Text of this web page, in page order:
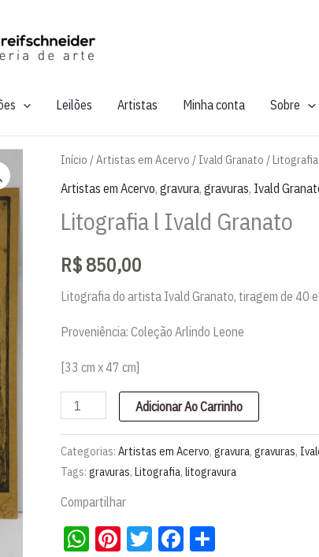
Leilões Artistas Minha conta Sobre
Início /Artistas em Acervo / Ivald Granato /
Artistas em Acervo, gravura, gravuras, Ivald
Litografia l Ivald Granato
R$850,00
Litografia do artista Ivald Granato, tiragem de 40
Proveniência: Coleção Arlindo Leone
[33 cm x 47 cm]
Litografia
Ivald
Granato
quantidade
Adicionar Ao Carrinho
Categorias: Artistas em Acervo, gravura, gravuras,
Tags: gravuras, Litografia, litogravura
Compartilhar
WhatsApp
Pinterest
TwitterFacebook